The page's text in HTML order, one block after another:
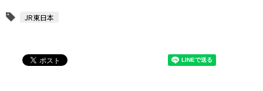
JR東日本